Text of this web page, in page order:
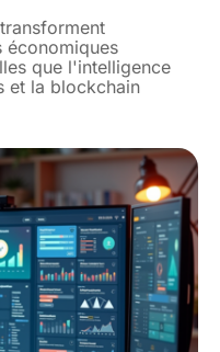
économiques
que l'intelligence
et la blockchain